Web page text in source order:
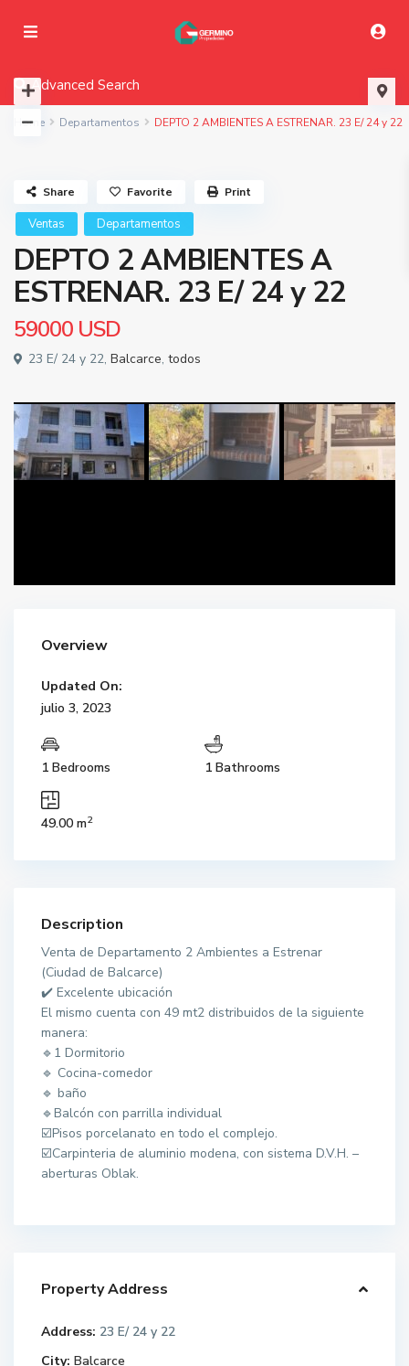
Advanced Search
Home Departamentos DEPTO 2 AMBIENTES A ESTRENAR. 23 E/ 24 y 22
Ventas Departamentos
DEPTO 2 AMBIENTES A
ESTRENAR. 23 E/ 24 y 22
59000 USD
23 E/ 24 y 22, Balcarce, todos
Share Favorite Print
Overview
Updated On:
julio 3, 2023
1 Bedrooms 1 Bathrooms
49.00 m2
Description
Venta de Departamento 2 Ambientes a Estrenar
(Ciudad de Balcarce)
✔️ Excelente ubicación
El mismo cuenta con 49 mt2 distribuidos de la siguiente
manera:
🔹1 Dormitorio
🔹 Cocina-comedor
🔹 baño
🔹Balcón con parrilla individual
☑️Pisos porcelanato en todo el complejo.
☑️Carpinteria de aluminio modena, con sistema D.V.H. –
aberturas Oblak.
Property Address
Address: 23 E/ 24 y 22
City: Balcarce